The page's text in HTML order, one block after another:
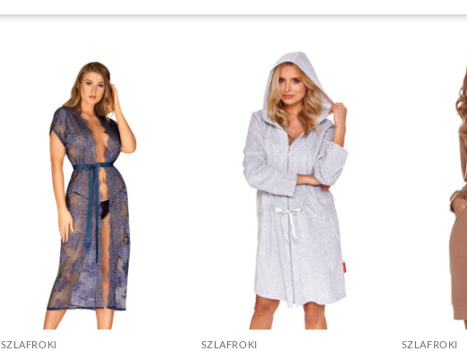
SZLAFROKI SZLAFROKI SZLAFROKI